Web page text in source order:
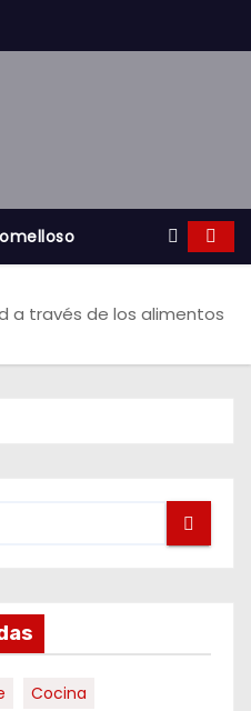
a través de los alimentos
Cocina